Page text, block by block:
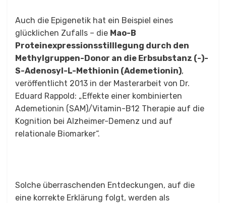
Auch die Epigenetik hat ein Beispiel eines
glücklichen Zufalls – die Mao-B
Proteinexpressionsstilllegung durch den
Methylgruppen-Donor an die Erbsubstanz (-)-
S-Adenosyl-L-Methionin (Ademetionin),
veröffentlicht 2013 in der Masterarbeit von Dr.
Eduard Rappold: „Effekte einer kombinierten
Ademetionin (SAM)/Vitamin-B12 Therapie auf die
Kognition bei Alzheimer-Demenz und auf
relationale Biomarker“.
Solche überraschenden Entdeckungen, auf die
eine korrekte Erklärung folgt, werden als